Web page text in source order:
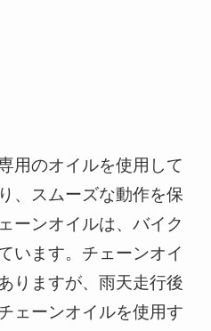
用のオイルを使用して
、スムーズな動作を保
ーンオイルは、バイク
います。チェーンオイ
りますが、雨天走行後
ェーンオイルを使用す